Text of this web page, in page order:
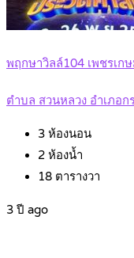
พฤกษาวิลล์104 เพชรเก
ตำบล สวนหลวง อำเภอ
3 ห้องนอน
2 ห้องน้ำ
18 ตารางวา
3 ปี ago